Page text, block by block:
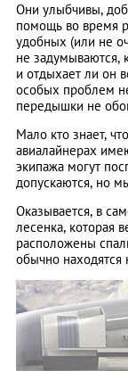
Они улыбчивы,
помощь во время
удобных (или не
не задумываются,
и отдыхает ли он
особых проблем
передышки не
Мало кто знает,
авиалайнерах
экипажа могут
допускаются, но
Оказывается, в
лесенка, которая
расположены
обычно находятся